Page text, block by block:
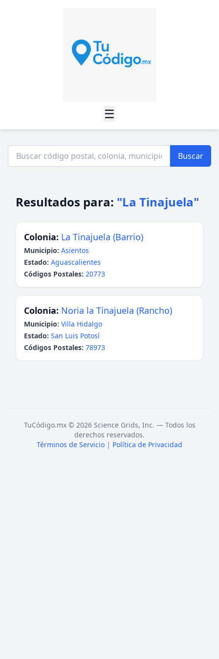
☰
Buscar
Resultados para: "La Tinajuela"
Colonia: La Tinajuela (Barrio)
Municipio: Asientos
Estado: Aguascalientes
Códigos Postales: 20773
Colonia: Noria la Tinajuela (Rancho)
Municipio: Villa Hidalgo
Estado: San Luis Potosí
Códigos Postales: 78973
TuCódigo.mx © 2026 Science Grids, Inc. — Todos los
derechos reservados.
Términos de Servicio | Política de Privacidad